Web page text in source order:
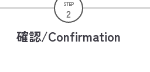
確認/Confirmation
STEP
2